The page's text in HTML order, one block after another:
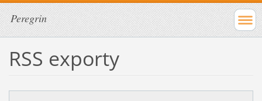
Peregrin
RSS exporty